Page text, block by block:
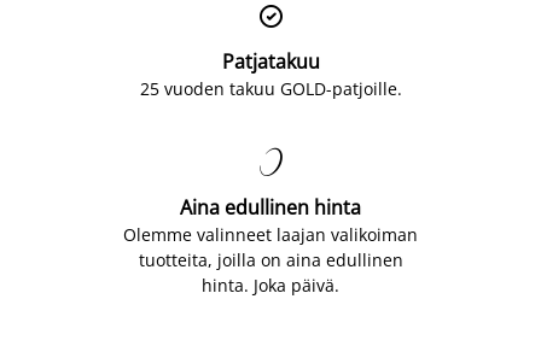

Patjatakuu
25 vuoden takuu GOLD-patjoille.

Aina edullinen hinta
Olemme valinneet laajan valikoiman
tuotteita, joilla on aina edullinen
hinta. Joka päivä.